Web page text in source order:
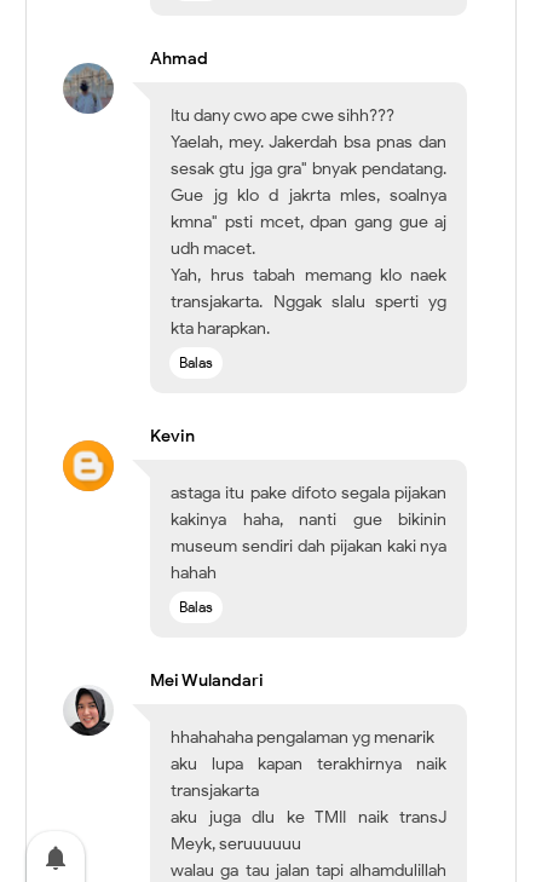
Ahmad
Itu dany cwo ape cwe sihh???
Yaelah, mey. Jakerdah bsa pnas dan
sesak gtu jga gra" bnyak pendatang.
Gue jg klo d jakrta mles, soalnya
kmna" psti mcet, dpan gang gue aj
udh macet.
Yah, hrus tabah memang klo naek
transjakarta. Nggak slalu sperti yg
kta harapkan.
Balas
Kevin
astaga itu pake difoto segala pijakan
kakinya haha, nanti gue bikinin
museum sendiri dah pijakan kaki nya
hahah
Balas
Mei Wulandari
hhahahaha pengalaman yg menarik
aku lupa kapan terakhirnya naik
transjakarta
aku juga dlu ke TMII naik transJ
Meyk, seruuuuuu
walau ga tau jalan tapi alhamdulillah
notifications